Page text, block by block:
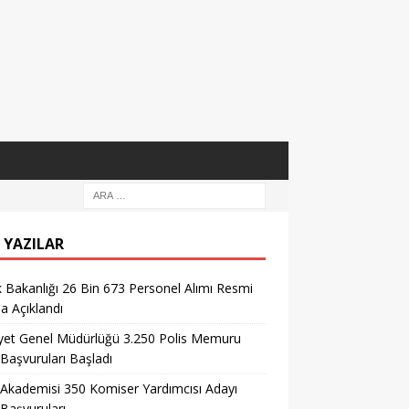
YAZILAR
Bakanlığı 26 Bin 673 Personel Alımı Resmi
Açıklandı
Genel Müdürlüğü 3.250 Polis Memuru
Başvuruları Başladı
350 Komiser Yardımcısı Adayı